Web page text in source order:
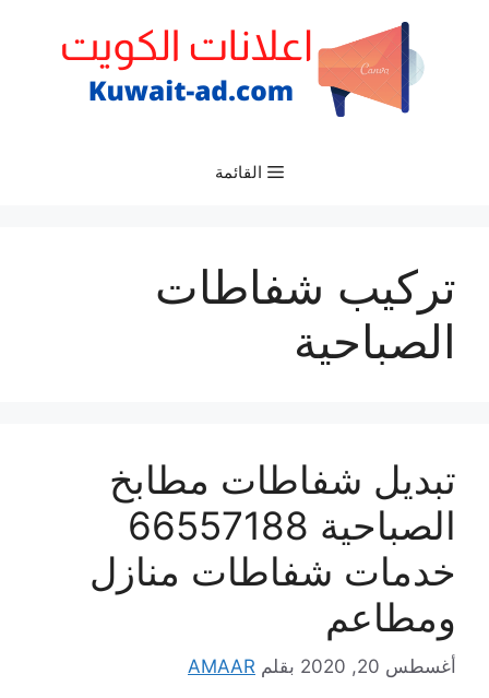
القائمة
تركيب شفاطات
الصباحية
تبديل شفاطات مطابخ
الصباحية 66557188
خدمات شفاطات منازل
ومطاعم
أغسطس 20, 2020 بقلم AMAAR